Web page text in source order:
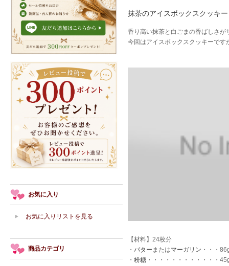
抹茶のアイスボックスクッキー
香り高い抹茶と白ごまの香ばしさが
今回はアイスボックスクッキーで
【材料】24枚分
・ バター またはマーガリン ・・・
・ 粉糖 ・・・・・・・・・・・・
お気に入り
お気に入りリストを見る
商品カテゴリ